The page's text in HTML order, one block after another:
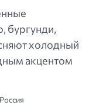
бургунди,
холодный
акцентом
Россия